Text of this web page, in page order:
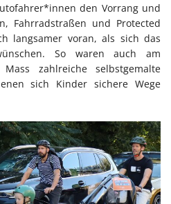
den Vorrang und
Fahrradstraßen und Protected
langsamer voran, als sich das
So waren auch am
zahlreiche selbstgemalte
sich Kinder sichere Wege